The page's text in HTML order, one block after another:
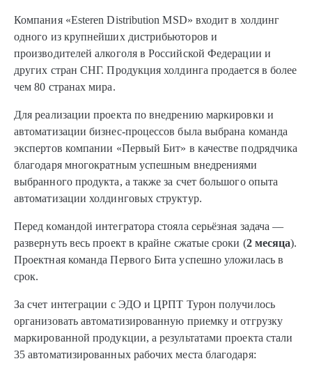
Компания «Esteren Distribution MSD» входит в холдинг
одного из крупнейших дистрибьюторов и
производителей алкоголя в Российской Федерации и
других стран СНГ. Продукция холдинга продается в более
чем 80 странах мира.
Для реализации проекта по внедрению маркировки и
автоматизации бизнес-процессов была выбрана команда
экспертов компании «Первый Бит» в качестве подрядчика
благодаря многократным успешным внедрениями
выбранного продукта, а также за счет большого опыта
автоматизации холдинговых структур.
Перед командой интегратора стояла серьёзная задача —
развернуть весь проект в крайне сжатые сроки (2 месяца).
Проектная команда Первого Бита успешно уложилась в
срок.
За счет интеграции с ЭДО и ЦРПТ Турон получилось
организовать автоматизированную приемку и отгрузку
маркированной продукции, а результатами проекта стали
35 автоматизированных рабочих места благодаря: